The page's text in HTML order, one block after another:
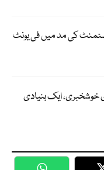
کی مد میں فی یونٹ
خوشخبری، ایک بنیادی